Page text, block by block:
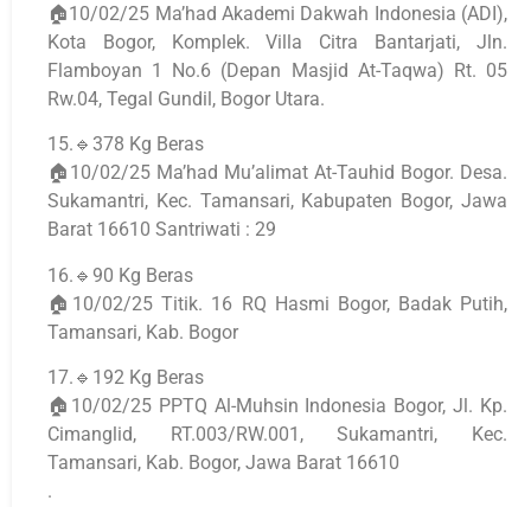
🏠10/02/25 Ma’had Akademi Dakwah Indonesia (ADI),
Kota Bogor, Komplek. Villa Citra Bantarjati, Jln.
Flamboyan 1 No.6 (Depan Masjid At-Taqwa) Rt. 05
Rw.04, Tegal Gundil, Bogor Utara.
15.🔹378 Kg Beras
🏠10/02/25 Ma’had Mu’alimat At-Tauhid Bogor. Desa.
Sukamantri, Kec. Tamansari, Kabupaten Bogor, Jawa
Barat 16610 Santriwati : 29
16.🔹90 Kg Beras
🏠10/02/25 Titik. 16 RQ Hasmi Bogor, Badak Putih,
Tamansari, Kab. Bogor
17.🔹192 Kg Beras
🏠10/02/25 PPTQ Al-Muhsin Indonesia Bogor, Jl. Kp.
Cimanglid, RT.003/RW.001, Sukamantri, Kec.
Tamansari, Kab. Bogor, Jawa Barat 16610
.